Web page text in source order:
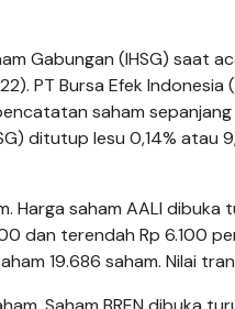
Gabungan (IHSG) saat
PT Bursa Efek Indonesia
saham
ditutup lesu 0,14% atau
Harga saham AALI
dan terendah Rp 6.100
19.686 saham. Nilai